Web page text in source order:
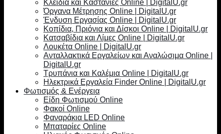
Κλειδιά και Καστάνιες Online | DigitalU.gr
Όργανα Μέτρησης Online | DigitalU.gr
Ένδυση Εργασίας Online | DigitalU.gr
Κοπίδια, Πριόνια και Δίσκοι Online | DigitalU.gr
Κατσαβίδια και Λίμες Online | DigitalU.gr
Λουκέτα Online | DigitalU.gr
Ανταλλακτικά Εργαλείων και Αναλώσιμα Online |
DigitalU.gr
Τρυπάνια και Καλέμια Online | DigitalU.gr
Ηλεκτρικά Εργαλεία Finder Online | DigitalU.gr
Φωτισμός & Ενέργεια
Είδη Φωτισμού Online
Φακοί Online
Φαναράκια LED Online
Μπαταρίες Online